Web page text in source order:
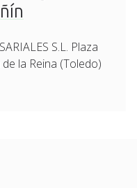
S.L. Plaza
la Reina (Toledo)